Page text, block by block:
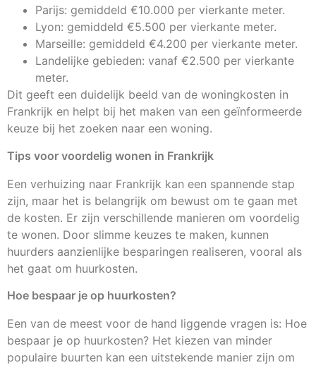
Parijs: gemiddeld €10.000 per vierkante meter.
Lyon: gemiddeld €5.500 per vierkante meter.
Marseille: gemiddeld €4.200 per vierkante meter.
Landelijke gebieden: vanaf €2.500 per vierkante
meter.
Dit geeft een duidelijk beeld van de woningkosten in
Frankrijk en helpt bij het maken van een geïnformeerde
keuze bij het zoeken naar een woning.
Tips voor voordelig wonen in Frankrijk
Een verhuizing naar Frankrijk kan een spannende stap
zijn, maar het is belangrijk om bewust om te gaan met
de kosten. Er zijn verschillende manieren om voordelig
te wonen. Door slimme keuzes te maken, kunnen
huurders aanzienlijke besparingen realiseren, vooral als
het gaat om huurkosten.
Hoe bespaar je op huurkosten?
Een van de meest voor de hand liggende vragen is: Hoe
bespaar je op huurkosten? Het kiezen van minder
populaire buurten kan een uitstekende manier zijn om